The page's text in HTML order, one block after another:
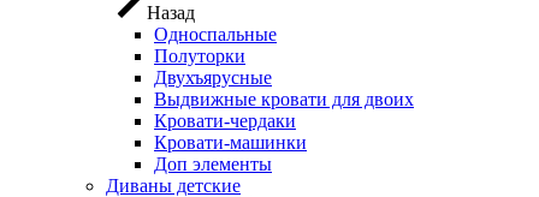
Назад
Односпальные
Полуторки
Двухъярусные
Выдвижные кровати для двоих
Кровати-чердаки
Кровати-машинки
Доп элементы
Диваны детские